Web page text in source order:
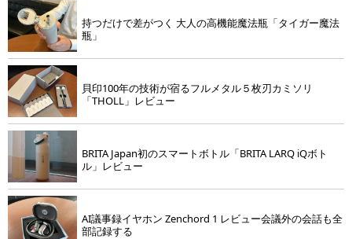
持つだけで差がつく 大人の高機能魔法瓶「タイガー魔法
瓶」
貝印100年の技術が宿るフルメタル５枚刃カミソリ
「THOLL」レビュー
BRITA Japan初のスマートボトル「BRITA LARQ iQボト
ル」レビュー
AI議事録イヤホン Zenchord 1 レビュー会議外の会話も全
部記録する